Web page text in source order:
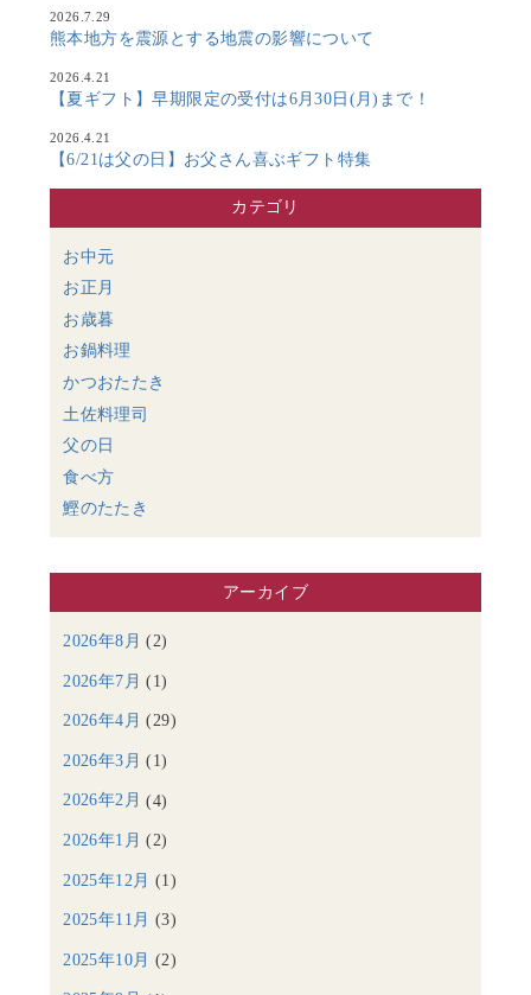
2026.7.29
熊本地方を震源とする地震の影響について
2026.4.21
【夏ギフト】早期限定の受付は6月30日(月)まで！
2026.4.21
【6/21は父の日】お父さん喜ぶギフト特集
カテゴリ
お中元
お正月
お歳暮
お鍋料理
かつおたたき
土佐料理司
父の日
食べ方
鰹のたたき
アーカイブ
2026年8月 (2)
2026年7月 (1)
2026年4月 (29)
2026年3月 (1)
2026年2月 (4)
2026年1月 (2)
2025年12月 (1)
2025年11月 (3)
2025年10月 (2)